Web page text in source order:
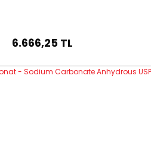
6.666,25 TL